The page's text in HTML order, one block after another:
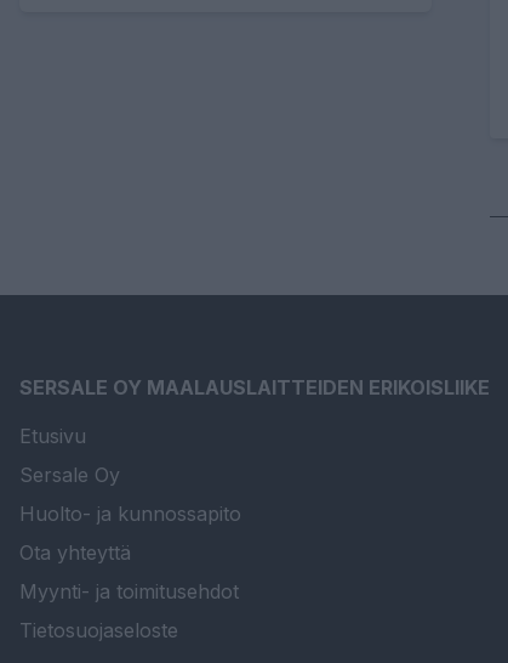
SERSALE OY MAALAUSLAITTEIDEN ERIKOISLIIKE
Etusivu
Sersale Oy
Huolto- ja kunnossapito
Ota yhteyttä
Myynti- ja toimitusehdot
Tietosuojaseloste